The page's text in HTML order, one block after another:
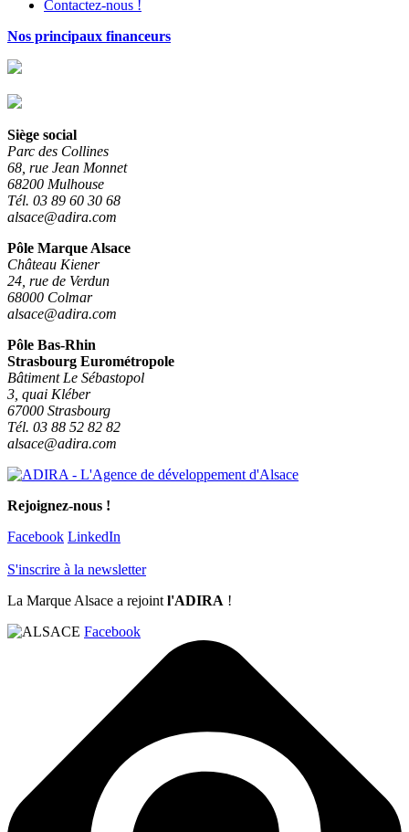
Contactez-nous !
Nos principaux financeurs
Siège social
Parc des Collines
68, rue Jean Monnet
68200 Mulhouse
Tél. 03 89 60 30 68
alsace@adira.com
Pôle Marque Alsace
Château Kiener
24, rue de Verdun
68000 Colmar
alsace@adira.com
Pôle Bas-Rhin
Strasbourg Eurométropole
Bâtiment Le Sébastopol
3, quai Kléber
67000 Strasbourg
Tél. 03 88 52 82 82
alsace@adira.com
Rejoignez-nous !
Facebook LinkedIn
S'inscrire à la newsletter
La Marque Alsace a rejoint l'ADIRA !
Facebook